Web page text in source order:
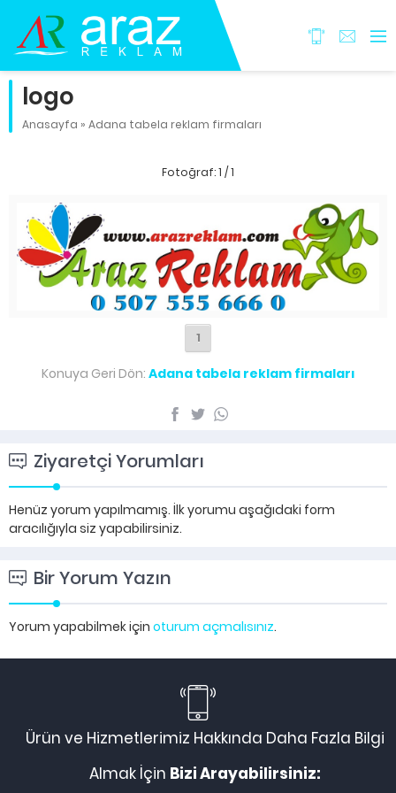
logo
Anasayfa » Adana tabela reklam firmaları
Fotoğraf: 1 / 1
1
Konuya Geri Dön: Adana tabela reklam firmaları
Ziyaretçi Yorumları
Henüz yorum yapılmamış. İlk yorumu aşağıdaki form
aracılığıyla siz yapabilirsiniz.
Bir Yorum Yazın
Yorum yapabilmek için oturum açmalısınız.
Ürün ve Hizmetlerimiz Hakkında Daha Fazla Bilgi
Almak İçin Bizi Arayabilirsiniz: